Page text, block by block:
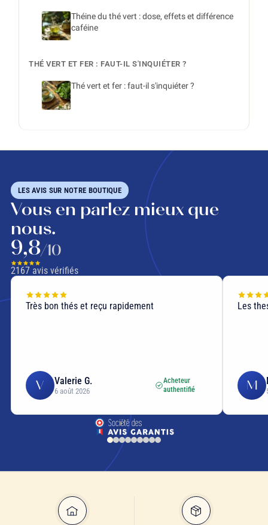
Théine du thé vert : dose, effets et différence
caféine
THÉ VERT ET FER : FAUT-IL S'INQUIÉTER ?
Thé vert et fer : faut-il s'inquiéter ?
LES AVIS SUR NOTRE BOUTIQUE
Vous en parlez mieux que
nous.
9,8/10
2167avis vérifiés
Les thes et infusions sont délicieuses !
M Myriam S.
5 août 2026
Acheteur
authentifié
C